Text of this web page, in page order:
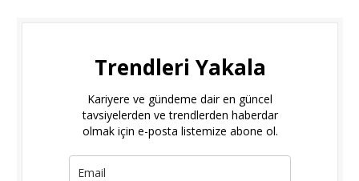
Trendleri Yakala
Kariyere ve gündeme dair en güncel
tavsiyelerden ve trendlerden haberdar
olmak için e-posta listemize abone ol.